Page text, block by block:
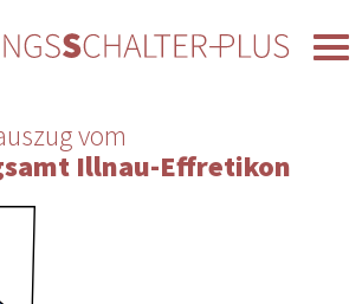
vom
Illnau-Effretikon